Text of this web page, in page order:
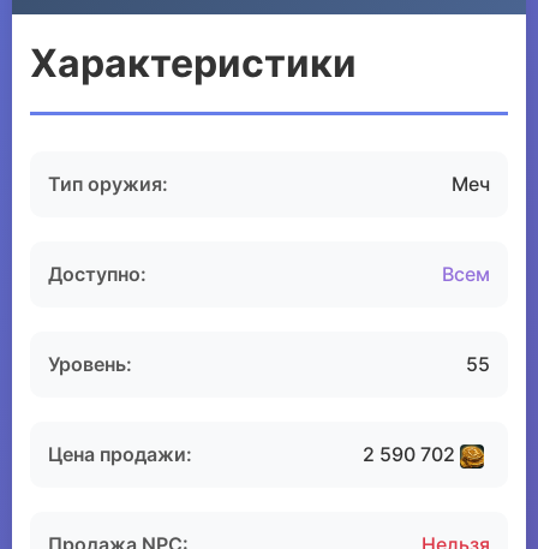
Характеристики
Тип оружия: Меч
Доступно: Всем
Уровень: 55
Цена продажи: 2 590 702
Продажа NPC: Нельзя